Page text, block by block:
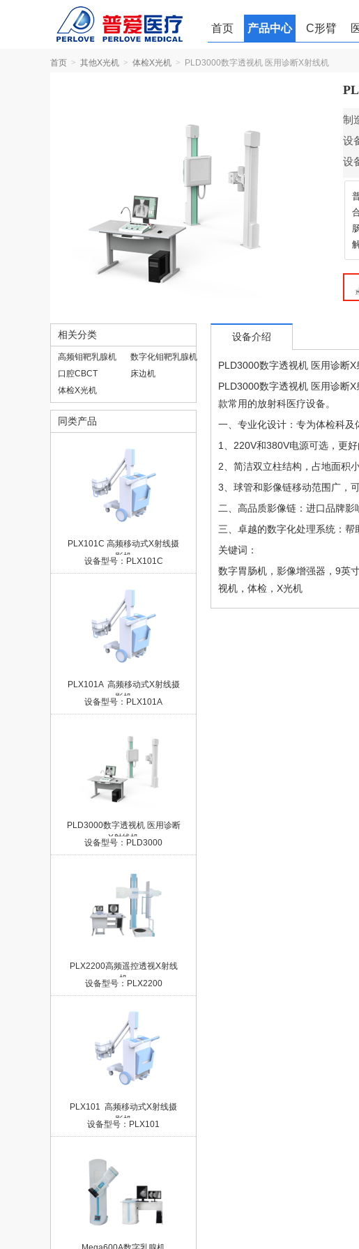
厂家
首页 产品中心 C形臂
首页 > 其他X光机 > 体检X光机 > PLD3000数字透视机 医用诊断X射线机
制
设
设
设备介绍
PLD3000数字透视机 医用诊断X
PLD3000数字透视机 医用诊断
款常用的放射科医疗设备。
一、专业化设计：专为体检科及
1、220V和380V电源可选，更好
2、简洁双立柱结构，占地面积
3、球管和影像链移动范围广，
二、高品质影像链：进口品牌
三、卓越的数字化处理系统：帮
关键词：
数字胃肠机，影像增强器，9英
视机，体检，X光机
相关分类
高频钼靶乳腺机
数字化钼靶乳腺机
口腔CBCT
床边机
体检X光机
同类产品
PLX101C 高频移动式X射线摄
影机
设备型号：PLX101C
PLX101A  高频移动式X射线摄
影机
设备型号：PLX101A
PLD3000数字透视机 医用诊断
X射线机
设备型号：PLD3000
PLX2200高频遥控透视X射线
机
设备型号：PLX2200
PLX101  高频移动式X射线摄
影机
设备型号：PLX101